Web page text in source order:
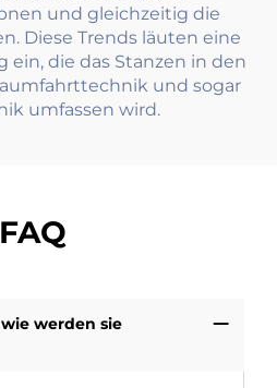
und gleichzeitig die
Diese Trends läuten eine
ein, die das Stanzen in den
und sogar
umfassen wird.
FAQ
werden sie